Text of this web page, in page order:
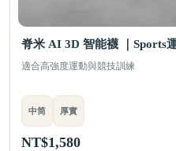
脊米 AI 3D 智能襪 ｜Sports
適合高強度運動與競技訓練
中筒 厚實
NT$1,580